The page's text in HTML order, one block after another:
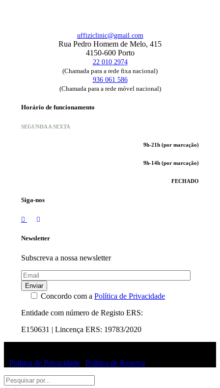
uffiziclinic@gmail.com
Rua Pedro Homem de Melo, 415
4150-600 Porto
22 010 2974
(Chamada para a rede fixa nacional)
936 061 586
(Chamada para a rede móvel nacional)
Horário de funcionamento
SEGUNDA A SEXTA
9h-21h (por marcação)
9h-14h (por marcação)
FECHADO
Siga-nos
Newsletter
Subscreva a nossa newsletter
Enviar
Concordo com a Política de Privacidade
Entidade com número de Registo ERS:
E150631 | Lincença ERS: 19783/2020
Política de Privacidade Política de Reserva